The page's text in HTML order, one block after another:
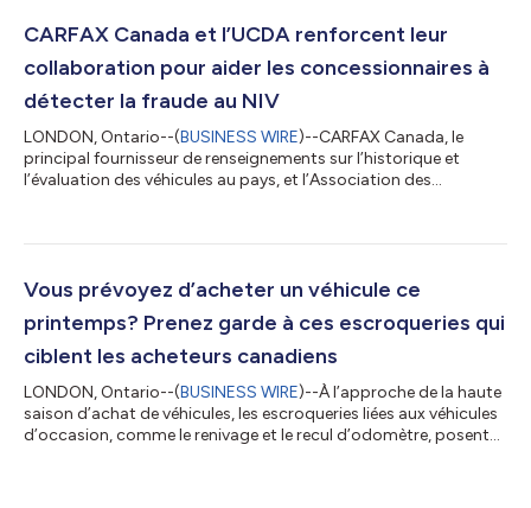
prépandémiques, les prix se sont globalement stabilisés depuis
CARFAX Canada et l’UCDA renforcent leur
collaboration pour aider les concessionnaires à
détecter la fraude au NIV
LONDON, Ontario--(BUSINESS WIRE)--CARFAX Canada, le
principal fournisseur de renseignements sur l’historique et
l’évaluation des véhicules au pays, et l’Association des
mieux protéger leur entreprise et leur clientèle contre la fraude
CARFAX Canada au portail des concessionnaires membres de
l’UCDA représente une...
Vous prévoyez d’acheter un véhicule ce
printemps? Prenez garde à ces escroqueries qui
ciblent les acheteurs canadiens
LONDON, Ontario--(BUSINESS WIRE)--À l’approche de la haute
saison d’achat de véhicules, les escroqueries liées aux véhicules
d’occasion, comme le renivage et le recul d’odomètre, posent